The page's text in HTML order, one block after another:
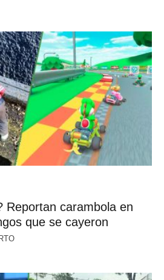
Reportan carambola en
que se cayeron